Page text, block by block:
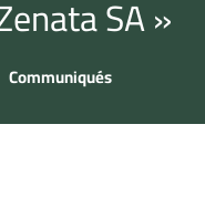
SA »
Communiqués